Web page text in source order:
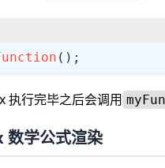
执行完毕之后会调用
学公式渲染